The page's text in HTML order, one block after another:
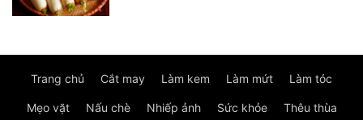
Trang chủ Cắt may Làm kem Làm mứt Làm tóc
Mẹo vặt Nấu chè Nhiếp ảnh Sức khỏe Thêu thùa